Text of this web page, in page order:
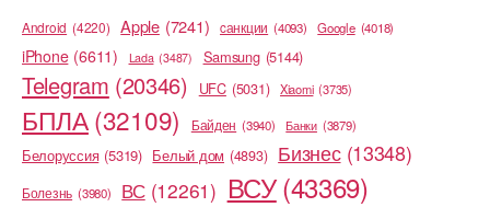
Android (4220) Apple (7241) cанкции (4093) Google (4018)
iPhone (6611) Lada (3487) Samsung (5144)
Telegram (20346) UFC (5031) Xiaomi (3735)
БПЛА(32109) Байден (3940) Банки (3879)
Белоруссия (5319) Белый дом (4893) Бизнес (13348)
Болезнь (3980) ВС (12261) ВСУ(43369)